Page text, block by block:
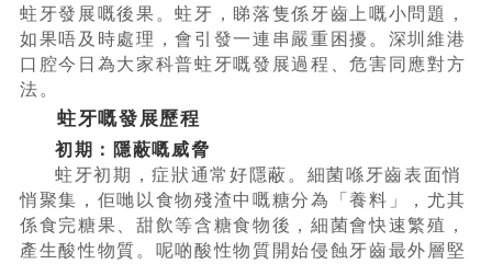
蛀牙發展嘅後果。蛀牙，睇落隻係牙齒上嘅小問題，
如果唔及時處理，會引發一連串嚴重困擾。深圳維港
口腔今日為大家科普蛀牙嘅發展過程、危害同應對方
法。
蛀牙嘅發展歷程
初期：隱蔽嘅威脅
蛀牙初期，症狀通常好隱蔽。細菌喺牙齒表面悄
悄聚集，佢哋以食物殘渣中嘅糖分為「養料」，尤其
係食完糖果、甜飲等含糖食物後，細菌會快速繁殖，
產生酸性物質。呢啲酸性物質開始侵蝕牙齒最外層堅